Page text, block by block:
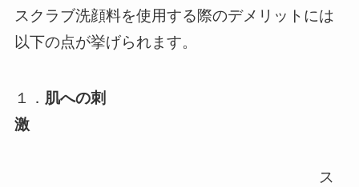
スクラブ洗顔料を使用する際のデメリットには
以下の点が挙げられます。
１． 肌への刺
激
ス